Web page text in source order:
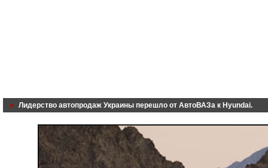
Лидерство автопродаж Украины перешло от АвтоВАЗа к Hyundai.